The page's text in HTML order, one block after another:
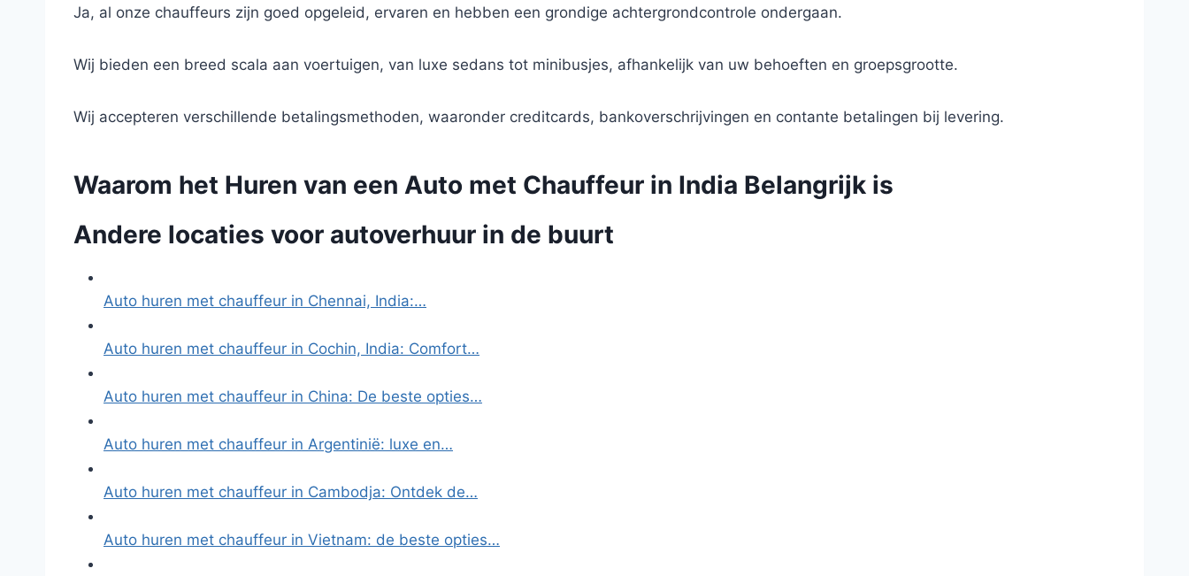
Ja, al onze chauffeurs zijn goed opgeleid, ervaren en hebben een grondige achtergrondcontrole ondergaan.
Wij bieden een breed scala aan voertuigen, van luxe sedans tot minibusjes, afhankelijk van uw behoeften en groepsgrootte.
Wij accepteren verschillende betalingsmethoden, waaronder creditcards, bankoverschrijvingen en contante betalingen bij levering.
Waarom het Huren van een Auto met Chauffeur in India Belangrijk is
Andere locaties voor autoverhuur in de buurt
Auto huren met chauffeur in Chennai, India:…
Auto huren met chauffeur in Cochin, India: Comfort…
Auto huren met chauffeur in China: De beste opties…
Auto huren met chauffeur in Argentinië: luxe en…
Auto huren met chauffeur in Cambodja: Ontdek de…
Auto huren met chauffeur in Vietnam: de beste opties…